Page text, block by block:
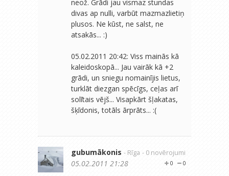
neož. Grādi jau vismaz stundas
divas ap nulli, varbūt mazmazlietiņ
plusos. Ne kūst, ne salst, ne
atsakās... :)
05.02.2011 20:42: Viss mainās kā
kaleidoskopā... Jau vairāk kā +2
grādi, un sniegu nomainījis lietus,
turklāt diezgan spēcīgs, ceļas arī
solītais vējš... Visapkārt šļakatas,
šķīdonis, totāls ārprāts... :(
gubumākonis - Rīga - 0 novērojumi
0
0
05.02.2011 21:28